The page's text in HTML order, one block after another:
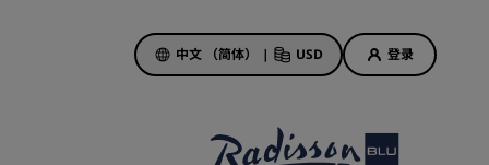
中文 （简体） | USD 登录